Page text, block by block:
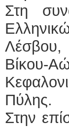
Στη
Λέσβου,
Βίκου-
Πύλης.
Στην